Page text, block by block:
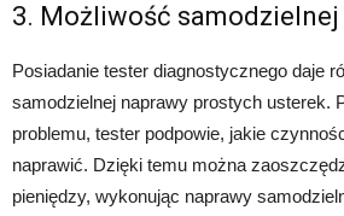
3. Możliwość samodzielnej
Posiadanie tester diagnostycznego daje
samodzielnej naprawy prostych usterek.
problemu, tester podpowie, jakie
naprawić. Dzięki temu można
pieniędzy, wykonując naprawy